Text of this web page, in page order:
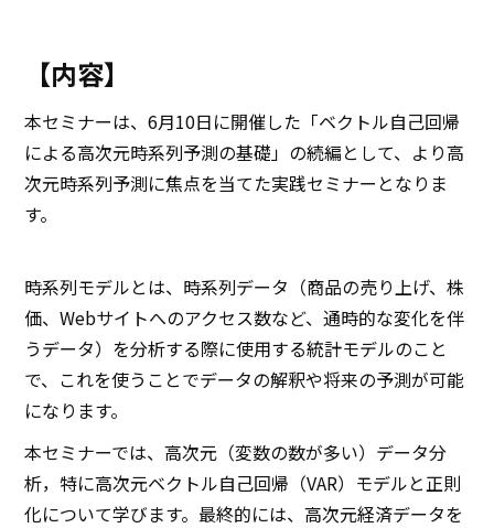
【内容】
本セミナーは、6月10日に開催した「ベクトル自己回帰
による高次元時系列予測の基礎」の続編として、より高
次元時系列予測に焦点を当てた実践セミナーとなりま
す。
時系列モデルとは、時系列データ（商品の売り上げ、株
価、Webサイトへのアクセス数など、通時的な変化を伴
うデータ）を分析する際に使用する統計モデルのこと
で、これを使うことでデータの解釈や将来の予測が可能
になります。
本セミナーでは、高次元（変数の数が多い）データ分
析，特に高次元ベクトル自己回帰（VAR）モデルと正則
化について学びます。最終的には、高次元経済データを